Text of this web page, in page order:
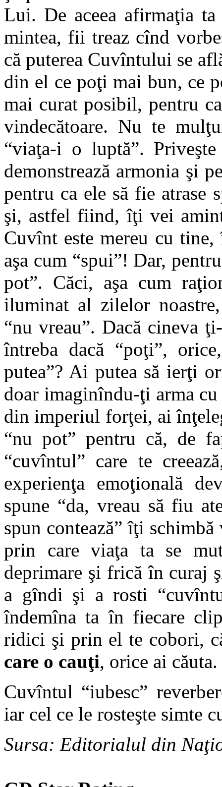
Lui. De aceea afirmaţia
mintea, fii treaz cînd
că puterea Cuvîntului se
din el ce poţi mai bun, ce
mai curat posibil, pentru
vindecătoare. Nu te
“viaţa-i o luptă”.
demonstrează armonia şi
pentru ca ele să fie atrase
şi, astfel fiind, îţi vei
Cuvînt este mereu cu tine,
aşa cum “spui”! Dar,
pot”. Căci, aşa cum
iluminat al zilelor
“nu vreau”. Dacă cineva
întreba dacă “poţi”,
putea”? Ai putea să ierţi
doar imaginîndu-ţi arma
din imperiul forţei, ai
“nu pot” pentru că, de
“cuvîntul” care te
experienţa emoţională
spune “da, vreau să fiu
spun contează” îţi
prin care viaţa ta se
deprimare şi frică în curaj
a gîndi şi a rosti
îndemîna ta în fiecare
ridici şi prin el te cobori,
care o cauţi, orice ai căuta.
Cuvîntul “iubesc”
iar cel ce le rosteşte simte
Sursa: Editorialul din